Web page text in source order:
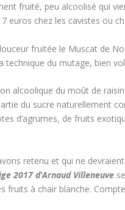
fruité, peu alcoolisé qui
euros chez les cavistes ou
fruitée le Muscat de
technique du mutage, bien
alcoolique du moût de
du sucre naturellement
d’agrumes, de fruits
retenu et qui ne
2017 d’Arnaud Villeneuve
fruits à chair blanche.